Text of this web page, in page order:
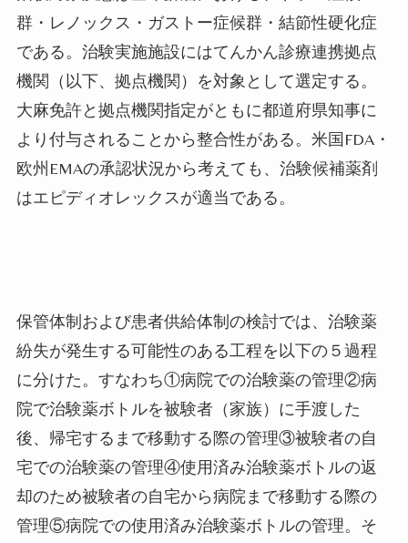
群・レノックス・ガストー症候群・結節性硬化症
である。治験実施施設にはてんかん診療連携拠点
機関（以下、拠点機関）を対象として選定する。
大麻免許と拠点機関指定がともに都道府県知事に
より付与されることから整合性がある。米国 FDA・
欧州 EMAの承認状況から考えても、治験候補薬剤
はエピディオレックスが適当である。
保管体制および患者供給体制の検討では、治験薬
紛失が発生する可能性のある工程を以下の５過程
に分けた。すなわち①病院での治験薬の管理②病
院で治験薬ボトルを被験者（家族）に手渡した
後、帰宅するまで移動する際の管理③被験者の自
宅での治験薬の管理④使用済み治験薬ボトルの返
却のため被験者の自宅から病院まで移動する際の
管理⑤病院での使用済み治験薬ボトルの管理。そ